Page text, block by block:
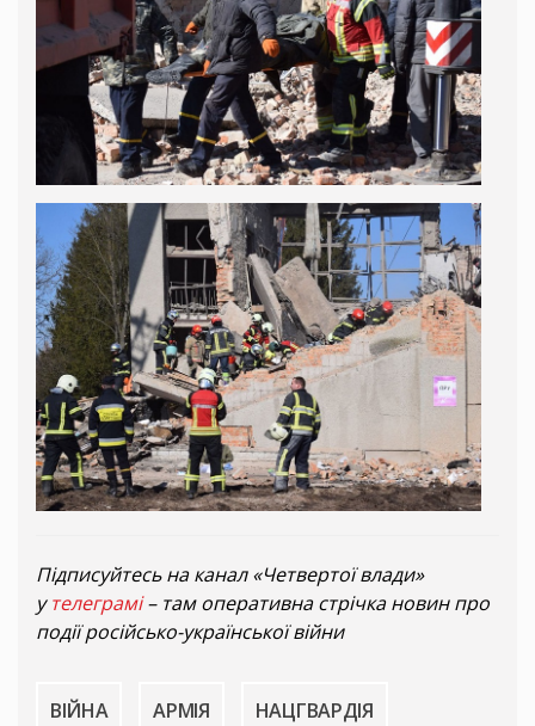
Підписуйтесь на канал «Четвертої влади»
утелеграмі– там оперативна стрічка новин про
події російсько-української війни
ВІЙНА АРМІЯ НАЦГВАРДІЯ